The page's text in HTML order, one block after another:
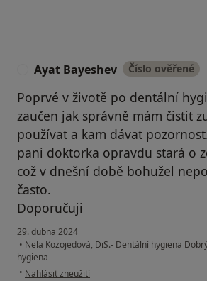
Ayat Bayeshev Číslo ověřené
Poprvé v životě po dentální
zaučen jak správně mám čistit
používat a kam dávat
pani doktorka opravdu stará o
což v dnešní době bohužel
často.
Doporučuji
29. dubna 2024
• Nela Kozojedová, DiS.- Dentální hygiena
hygiena
• podle názoru uživatele Ayat Bayeshev
Nahlásit zneužití